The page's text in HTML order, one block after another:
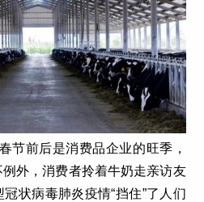
前后是消费品企业的旺季，
外，消费者拎着牛奶走亲访友
状病毒肺炎疫情“挡住”了人们